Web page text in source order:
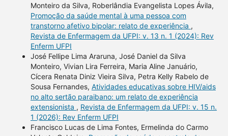
Monteiro da Silva, Roberlândia Evangelista Lopes Ávila,
Promoção da saúde mental à uma pessoa com
transtorno afetivo bipolar: relato de experiência ,
Revista de Enfermagem da UFPI: v. 13 n. 1 (2024): Rev
Enferm UFPI
José Fellipe Lima Araruna, José Daniel da Silva
Monteiro, Vivian Lira Ferreira, Maria Aline Januário,
Cícera Renata Diniz Vieira Silva, Petra Kelly Rabelo de
Sousa Fernandes, Atividades educativas sobre HIV/aids
no alto sertão paraibano: um relato de experiência
extensionista , Revista de Enfermagem da UFPI: v. 15 n.
1 (2026): Rev Enferm UFPI
Francisco Lucas de Lima Fontes, Ermelinda do Carmo